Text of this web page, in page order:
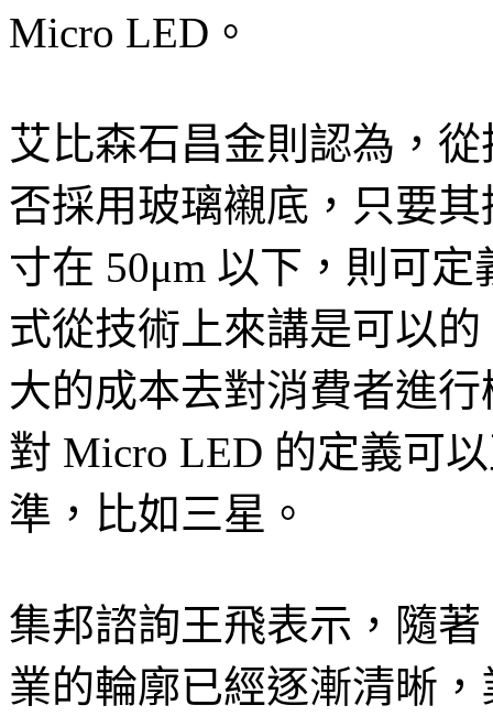
Micro LED。
艾比森石昌金則認為，
否採用玻璃襯底，只要
寸在 50μm 以下，則可
式從技術上來講是可以
大的成本去對消費者進
對 Micro LED 的定義可
準，比如三星。
集邦諮詢王飛表示，隨
業的輪廓已經逐漸清晰